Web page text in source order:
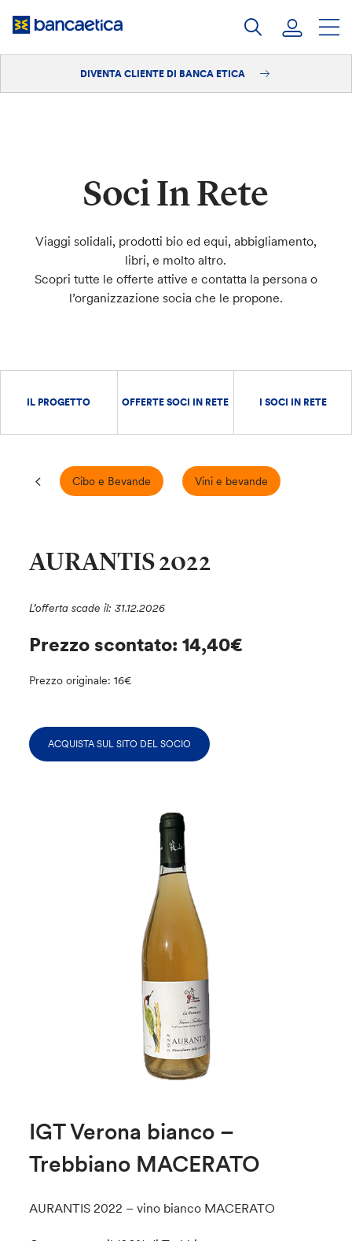
DIVENTA CLIENTE DI BANCA ETICA
Soci In Rete
Viaggi solidali, prodotti bio ed equi, abbigliamento,
libri, e molto altro.
Scopri tutte le offerte attive e contatta la persona o
l’organizzazione socia che le propone.
IL PROGETTO OFFERTE SOCI IN RETE I SOCI IN RETE
Cibo e Bevande Vini e bevande
AURANTIS 2022
L’offerta scade il: 31.12.2026
Prezzo scontato: 14,40€
Prezzo originale: 16€
ACQUISTA SUL SITO DEL SOCIO
IGT Verona bianco –
Trebbiano MACERATO
AURANTIS 2022 – vino bianco MACERATO